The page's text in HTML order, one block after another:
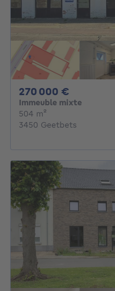
270 000 €
Immeuble mixte
504 m²
3450 Geetbets